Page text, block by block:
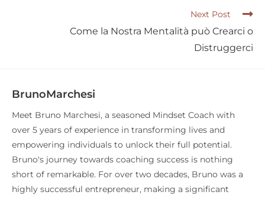
Next Post
Come la Nostra Mentalità può Crearci o
Distruggerci
BrunoMarchesi
Meet Bruno Marchesi, a seasoned Mindset Coach with
over 5 years of experience in transforming lives and
empowering individuals to unlock their full potential.
Bruno's journey towards coaching success is nothing
short of remarkable. For over two decades, Bruno was a
highly successful entrepreneur, making a significant